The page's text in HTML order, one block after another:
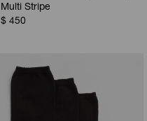
Multi Stripe
$ 450